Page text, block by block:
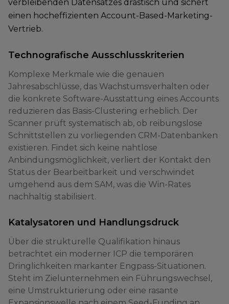
verbleibenden Datensatzes drastisch und sichert
einen hocheffizienten Account-Based-Marketing-
Vertrieb.
Technografische Ausschlusskriterien
Komplexe Merkmale wie die genauen
Jahresabschlüsse, das Wachstumsverhalten oder
die konkrete Software-Ausstattung eines Accounts
reduzieren das Basis-Clustering erheblich. Der
Scanner prüft systematisch ab, ob reibungslose
Schnittstellen zu vorliegenden CRM-Datenbanken
existieren. Findet sich keine nahtlose
Anbindungsmöglichkeit, verliert der Kontakt den
Status der Bearbeitbarkeit und verschwindet
umgehend aus dem SAM, was die Win-Rates
nachhaltig stabilisiert.
Katalysatoren und Handlungsdruck
Über die strukturelle Qualifikation hinaus
betrachtet ein moderner ICP die temporären
Dringlichkeiten markanter Engpass-Situationen.
Steht im Zielunternehmen ein Führungswechsel,
eine Umstrukturierung oder eine rasante